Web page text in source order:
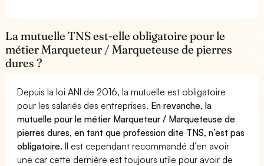
La mutuelle TNS est-elle obligatoire pour le
métier Marqueteur / Marqueteuse de pierres
dures ?
Depuis la loi ANI de 2016, la mutuelle est obligatoire
pour les salariés des entreprises. En revanche, la
mutuelle pour le métier Marqueteur / Marqueteuse de
pierres dures, en tant que profession dite TNS, n’est pas
obligatoire.Il est cependant recommandé d’en avoir
une car cette dernière est toujours utile pour avoir de